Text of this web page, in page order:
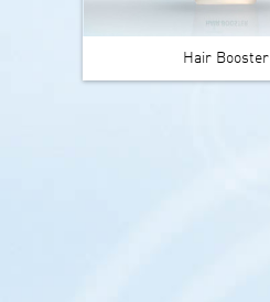
Hair Booster